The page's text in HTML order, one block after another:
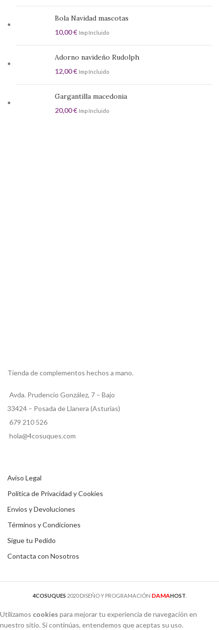
Bola Navidad mascotas
10,00€ Imp Incluido
Adorno navideño Rudolph
12,00€ Imp Incluido
Gargantilla macedonia
20,00€ Imp Incluido
Tienda de complementos hechos a mano.
Avda. Prudencio González, 7 – Bajo
33424 – Posada de Llanera (Asturias)
679 210 526
hola@4cosuques.com
Aviso Legal
Política de Privacidad y Cookies
Envíos y Devoluciones
Términos y Condiciones
Sigue tu Pedido
Contacta con Nosotros
4COSUQUES 2020 DISEÑO Y PROGRAMACIÓN DAMAHOST
Utilizamos cookies para mejorar tu experiencia de navegación en
nuestro sitio. Si continúas, entendemos que aceptas su uso.